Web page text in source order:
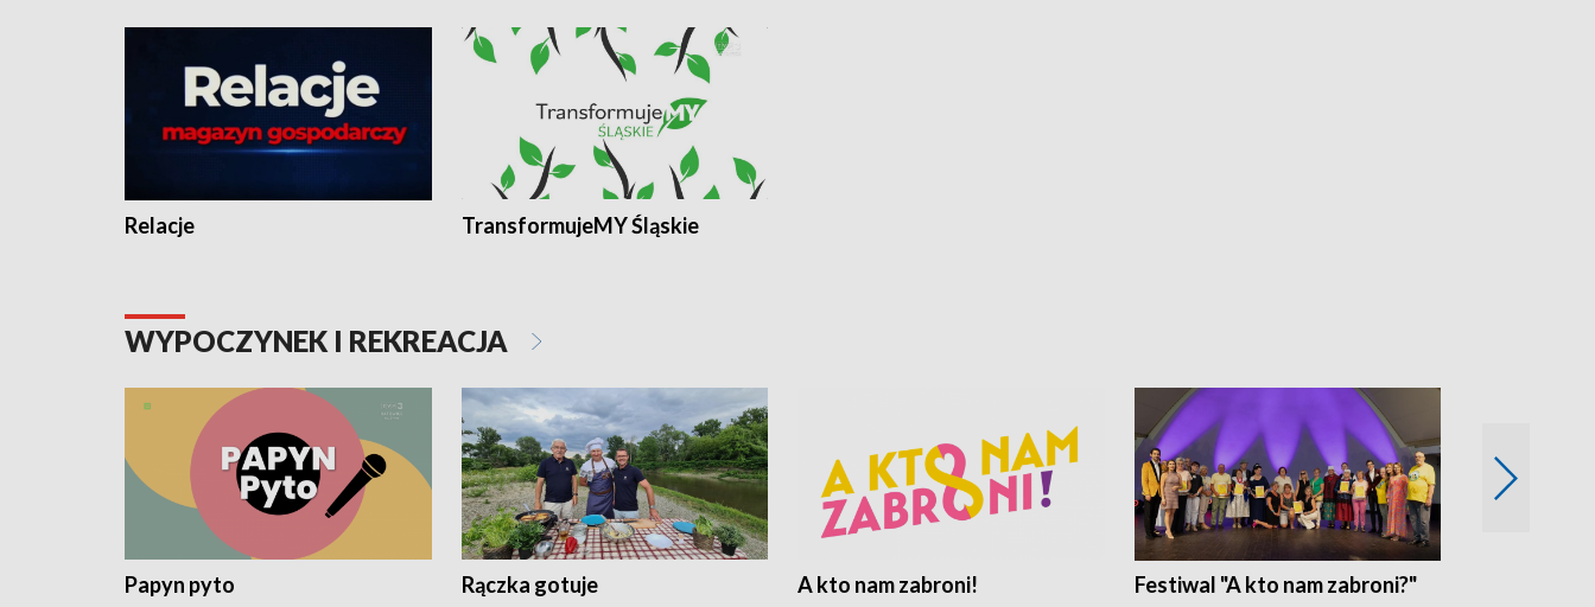
Relacje TransformujeMY Śląskie
WYPOCZYNEK I REKREACJA
Papyn pyto Rączka gotuje A kto nam zabroni! Festiwal "A kto nam zabroni?"